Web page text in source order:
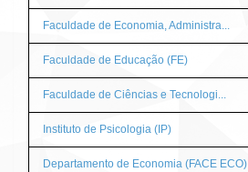
Faculdade de Economia, Administra...
Faculdade de Educação (FE)
Faculdade de Ciências e Tecnologi...
Instituto de Psicologia (IP)
Departamento de Economia (FACE ECO)